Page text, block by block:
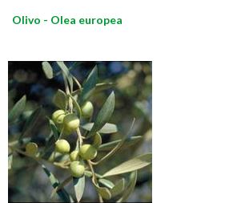
Olivo - Olea europea